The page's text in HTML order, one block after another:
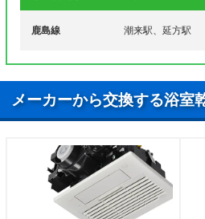
鹿島線 潮来駅、延方駅
メーカーから交換する浴室